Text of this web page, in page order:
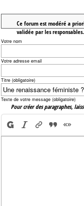
Ce forum est modéré a
validée par les responsables.
Votre nom
Votre adresse email
Titre (obligatoire)
Texte de votre message (obligatoire)
Pour créer des paragraphes,